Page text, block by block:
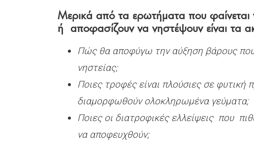
Μερικά από τα ερωτήματα που
ή αποφασίζουν να νηστέψουν είναι τα
Πώς θα αποφύγω την αύξηση βάρους που
νηστείας;
Ποιες τροφές είναι πλούσιες σε φυτική
διαμορφωθούν ολοκληρωμένα γεύματα;
Ποιες οι διατροφικές ελλείψεις που
να αποφευχθούν;